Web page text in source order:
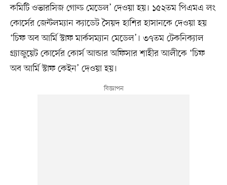
কমিটি ওভারসিজ গোল্ড মেডেল’ দেওয়া হয়। ১৫২তম পিএমএ লং
কোর্সের জেন্টলম্যান ক্যাডেট সৈয়দ হাশির হাসানকে দেওয়া হয়
‘চিফ অব আর্মি স্টাফ মার্কসম্যান মেডেল’। ৩৭তম টেকনিক্যাল
গ্র্যাজুয়েট কোর্সের কোর্স আন্ডার অফিসার শাহীর আলীকে ‘চিফ
অব আর্মি স্টাফ কেইন’ দেওয়া হয়।